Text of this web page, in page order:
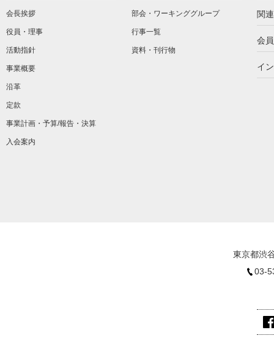
会長挨拶
役員・理事
活動指針
事業概要
沿革
定款
事業計画・予算/報告・決算
入会案内
部会・ワーキンググループ
行事一覧
資料・刊行物
関
会
イ
東京都渋
03-